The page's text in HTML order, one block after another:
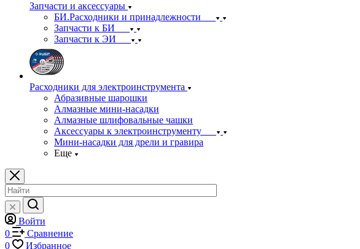
Запчасти и аксессуары
БИ.Расходники и принадлежности
Запчасти к БИ
Запчасти к ЭИ
Расходники для электроинструмента
Абразивные шарошки
Алмазные мини-насадки
Алмазные шлифовальные чашки
Аксессуары к электроинструменту
Мини-насадки для дрели и гравира
Еще
Войти
0
Сравнение
0
Избранное